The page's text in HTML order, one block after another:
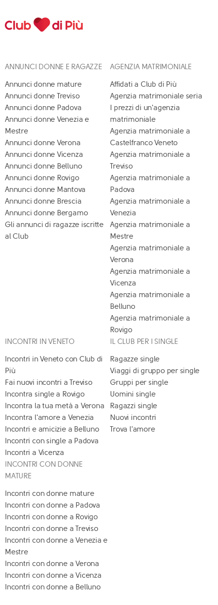
ANNUNCI DONNE E RAGAZZE
Annunci donne mature
Annunci donne Treviso
Annunci donne Padova
Annunci donne Venezia e
Mestre
Annunci donne Verona
Annunci donne Vicenza
Annunci donne Belluno
Annunci donne Rovigo
Annunci donne Mantova
Annunci donne Brescia
Annunci donne Bergamo
Gli annunci di ragazze iscritte
al Club
AGENZIA MATRIMONIALE
Affidati a Club di Più
Agenzia matrimoniale seria
I prezzi di un'agenzia
matrimoniale
Agenzia matrimoniale a
Castelfranco Veneto
Agenzia matrimoniale a
Treviso
Agenzia matrimoniale a
Padova
Agenzia matrimoniale a
Venezia
Agenzia matrimoniale a
Mestre
Agenzia matrimoniale a
Verona
Agenzia matrimoniale a
Vicenza
Agenzia matrimoniale a
Belluno
Agenzia matrimoniale a
Rovigo
INCONTRI IN VENETO
Incontri in Veneto con Club di
Più
Fai nuovi incontri a Treviso
Incontra single a Rovigo
Incontra la tua metà a Verona
Incontra l'amore a Venezia
Incontri e amicizie a Belluno
Incontri con single a Padova
Incontri a Vicenza
IL CLUB PER I SINGLE
Ragazze single
Viaggi di gruppo per single
Gruppi per single
Uomini single
Ragazzi single
Nuovi incontri
Trova l'amore
INCONTRI CON DONNE
MATURE
Incontri con donne mature
Incontri con donne a Padova
Incontri con donne a Rovigo
Incontri con donne a Treviso
Incontri con donne a Venezia e
Mestre
Incontri con donne a Verona
Incontri con donne a Vicenza
Incontri con donne a Belluno